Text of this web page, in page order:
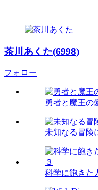
茶川あくた(6998)
フォロー
勇者と魔王の
未知なる冒険
科学に飽き